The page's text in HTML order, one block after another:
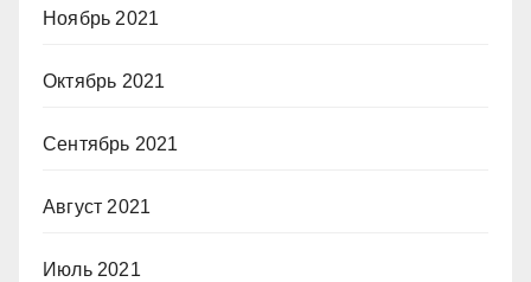
Ноябрь 2021
Октябрь 2021
Сентябрь 2021
Август 2021
Июль 2021